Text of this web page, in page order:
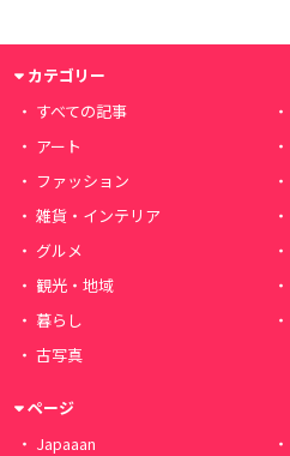
カテゴリー
すべての記事
アート
ファッション
雑貨・インテリア
グルメ
観光・地域
暮らし
古写真
ページ
Japaaan